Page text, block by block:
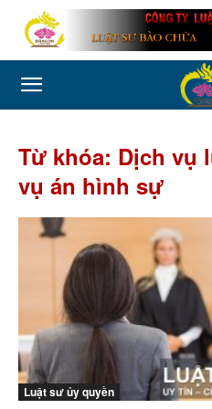
Từ khóa: Dịch vụ
vụ án hình sự
Luật sư ủy quyền